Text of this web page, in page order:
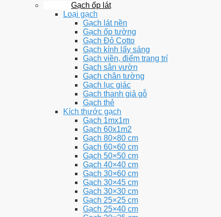
Gạch ốp lát
Loại gạch
Gạch lát nền
Gạch ốp tường
Gạch Đỏ Cotto
Gạch kính lấy sáng
Gạch viền, điểm trang trí
Gạch sân vườn
Gạch chân tường
Gạch lục giác
Gạch thanh giả gỗ
Gạch thẻ
Kích thước gạch
Gạch 1mx1m
Gạch 60x1m2
Gạch 80×80 cm
Gạch 60×60 cm
Gạch 50×50 cm
Gạch 40×40 cm
Gạch 30×60 cm
Gạch 30×45 cm
Gạch 30×30 cm
Gạch 25×25 cm
Gạch 25×40 cm